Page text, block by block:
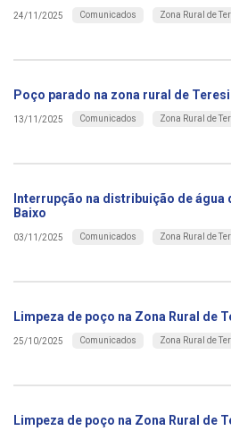
24/11/2025 Comunicados Zona Rural de
Poço parado na zona rural de
13/11/2025 Comunicados Zona Rural de
Interrupção na distribuição de água
Baixo
03/11/2025 Comunicados Zona Rural de
Limpeza de poço na Zona Rural de
25/10/2025 Comunicados Zona Rural de
Limpeza de poço na Zona Rural de